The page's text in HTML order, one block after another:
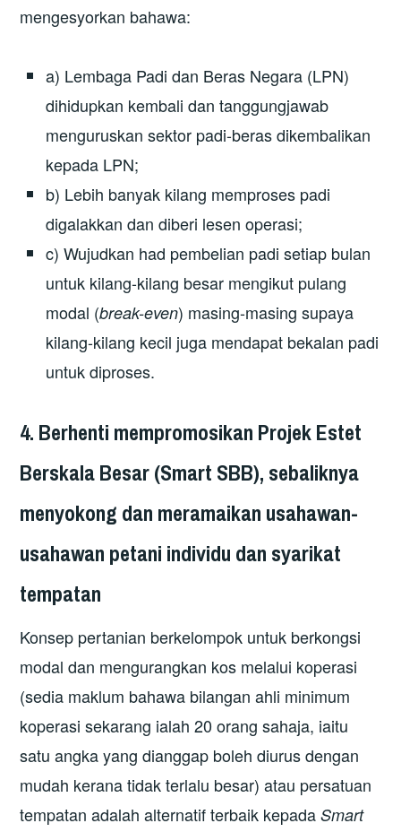
mengesyorkan bahawa:
a) Lembaga Padi dan Beras Negara (LPN)
dihidupkan kembali dan tanggungjawab
menguruskan sektor padi-beras dikembalikan
kepada LPN;
b) Lebih banyak kilang memproses padi
digalakkan dan diberi lesen operasi;
c) Wujudkan had pembelian padi setiap bulan
untuk kilang-kilang besar mengikut pulang
modal (break-even) masing-masing supaya
kilang-kilang kecil juga mendapat bekalan padi
untuk diproses.
4. Berhenti mempromosikan Projek Estet
Berskala Besar (Smart SBB), sebaliknya
menyokong dan meramaikan usahawan-
usahawan petani individu dan syarikat
tempatan
Konsep pertanian berkelompok untuk berkongsi
modal dan mengurangkan kos melalui koperasi
(sedia maklum bahawa bilangan ahli minimum
koperasi sekarang ialah 20 orang sahaja, iaitu
satu angka yang dianggap boleh diurus dengan
mudah kerana tidak terlalu besar) atau persatuan
tempatan adalah alternatif terbaik kepadaSmart